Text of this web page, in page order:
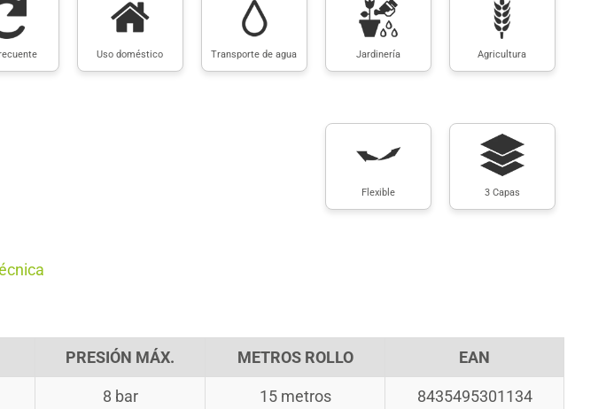
Agricultura
Jardinería
Transporte de agua
Uso doméstico
3 Capas
Flexible
PRESIÓN MÁX. METROS ROLLO EAN
8 bar 15 metros 8435495301134